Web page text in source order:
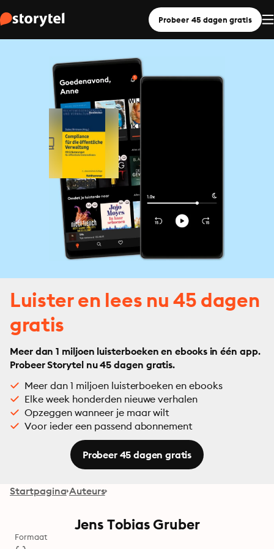
Probeer 45 dagen gratis
Luister en lees nu 45 dagen
gratis
Meer dan 1 miljoen luisterboeken en ebooks in één app.
Probeer Storytel nu 45 dagen gratis.
Meer dan 1 miljoen luisterboeken en ebooks
Elke week honderden nieuwe verhalen
Opzeggen wanneer je maar wilt
Voor ieder een passend abonnement
Probeer 45 dagen gratis
Startpagina Auteurs
Jens Tobias Gruber
Formaat